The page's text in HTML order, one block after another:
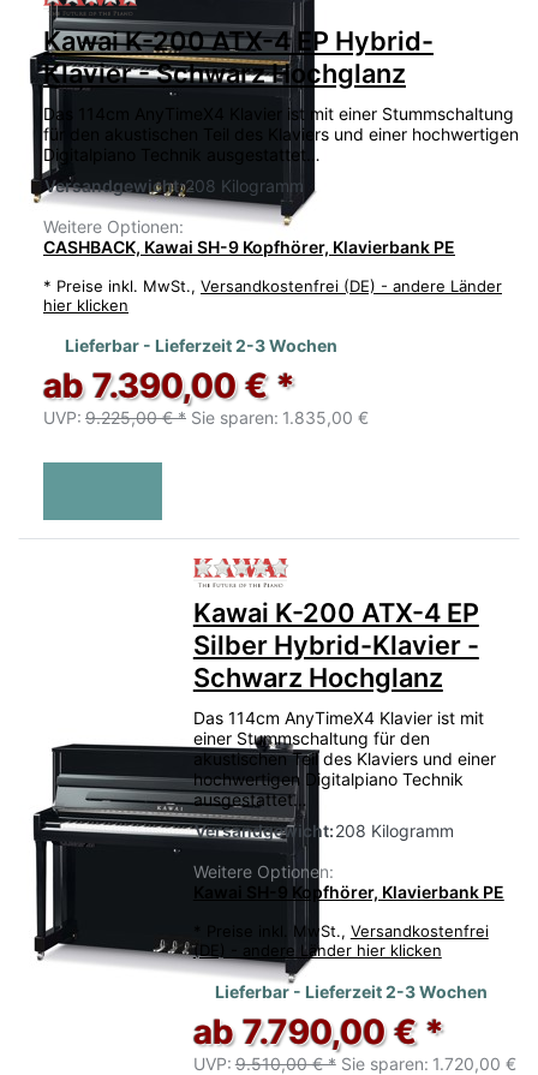
Kawai K-200 ATX-4 EP Hybrid-
Klavier - Schwarz Hochglanz
Das 114cm AnyTimeX4 Klavier ist mit einer Stummschaltung
für den akustischen Teil des Klaviers und einer hochwertigen
Digitalpiano Technik ausgestattet…
Versandgewicht:208 Kilogramm
Weitere Optionen:
CASHBACK, Kawai SH-9 Kopfhörer, Klavierbank PE
* Preise inkl. MwSt., Versandkostenfrei (DE) - andere Länder
hier klicken
Lieferbar - Lieferzeit 2-3 Wochen
ab 7.390,00 € *
UVP: 9.225,00 € * Sie sparen: 1.835,00 €
Zu diesem Produkt liegen
Kawai K-200 ATX-4 EP
Silber Hybrid-Klavier -
Schwarz Hochglanz
Das 114cm AnyTimeX4 Klavier ist mit
einer Stummschaltung für den
akustischen Teil des Klaviers und einer
hochwertigen Digitalpiano Technik
ausgestattet…
Versandgewicht:208 Kilogramm
Weitere Optionen:
Kawai SH-9 Kopfhörer, Klavierbank PE
Preise inkl. MwSt., Versandkostenfrei
(DE) - andere Länder hier klicken
Lieferbar - Lieferzeit 2-3 Wochen
ab 7.790,00 € *
UVP: 9.510,00 € * Sie sparen: 1.720,00 €